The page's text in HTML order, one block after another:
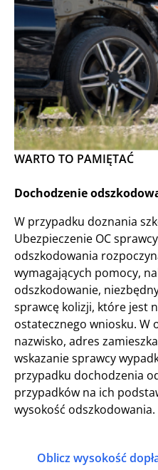
WARTO TO PAMIĘTAĆ
Dochodzenie
W przypadku doznania
Ubezpieczenie OC
odszkodowania
wymagających pomocy,
odszkodowanie,
sprawcę kolizji, które jest
ostatecznego wniosku. W
nazwisko, adres
wskazanie sprawcy
przypadku dochodzenia
przypadków na ich
wysokość
Oblicz wysokość